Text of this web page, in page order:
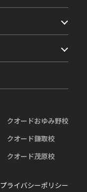
クオードおゆみ野校
クオード鎌取校
クオード茂原校
プライバシーポリシー